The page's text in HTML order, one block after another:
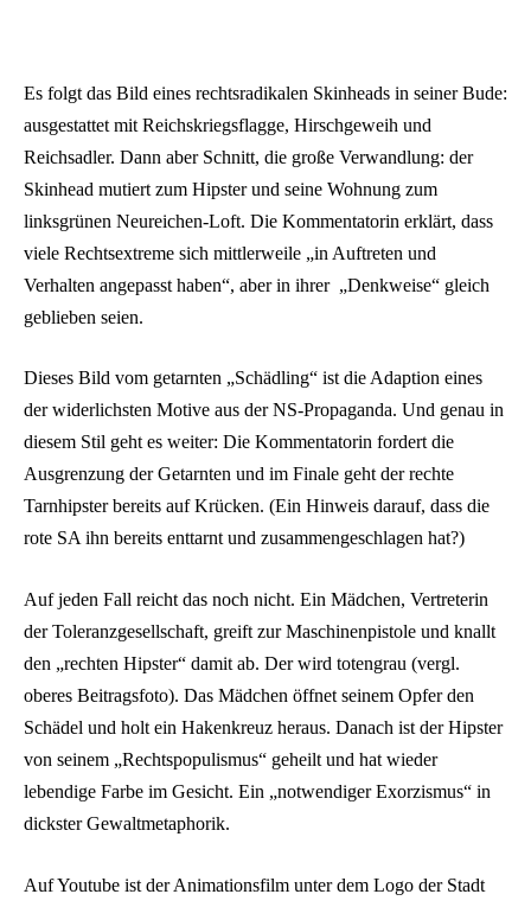
Es folgt das Bild eines rechtsradikalen Skinheads in seiner Bude:
ausgestattet mit Reichskriegsflagge, Hirschgeweih und
Reichsadler. Dann aber Schnitt, die große Verwandlung: der
Skinhead mutiert zum Hipster und seine Wohnung zum
linksgrünen Neureichen-Loft. Die Kommentatorin erklärt, dass
viele Rechtsextreme sich mittlerweile „in Auftreten und
Verhalten angepasst haben“, aber in ihrer „Denkweise“ gleich
geblieben seien.
Dieses Bild vom getarnten „Schädling“ ist die Adaption eines
der widerlichsten Motive aus der NS-Propaganda. Und genau in
diesem Stil geht es weiter: Die Kommentatorin fordert die
Ausgrenzung der Getarnten und im Finale geht der rechte
Tarnhipster bereits auf Krücken. (Ein Hinweis darauf, dass die
rote SA ihn bereits enttarnt und zusammengeschlagen hat?)
Auf jeden Fall reicht das noch nicht. Ein Mädchen, Vertreterin
der Toleranzgesellschaft, greift zur Maschinenpistole und knallt
den „rechten Hipster“ damit ab. Der wird totengrau (vergl.
oberes Beitragsfoto). Das Mädchen öffnet seinem Opfer den
Schädel und holt ein Hakenkreuz heraus. Danach ist der Hipster
von seinem „Rechtspopulismus“ geheilt und hat wieder
lebendige Farbe im Gesicht. Ein „notwendiger Exorzismus“ in
dickster Gewaltmetaphorik.
Auf Youtube ist der Animationsfilm unter dem Logo der Stadt